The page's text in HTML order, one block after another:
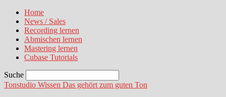
Home
News / Sales
Recording lernen
Abmischen lernen
Mastering lernen
Cubase Tutorials
Suche
Tonstudio Wissen Das gehört zum guten Ton